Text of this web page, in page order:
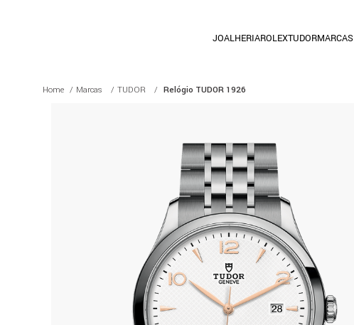
JOALHERIAROLEXTUDORMARCAS
Marcas TUDOR Relógio TUDOR 1926